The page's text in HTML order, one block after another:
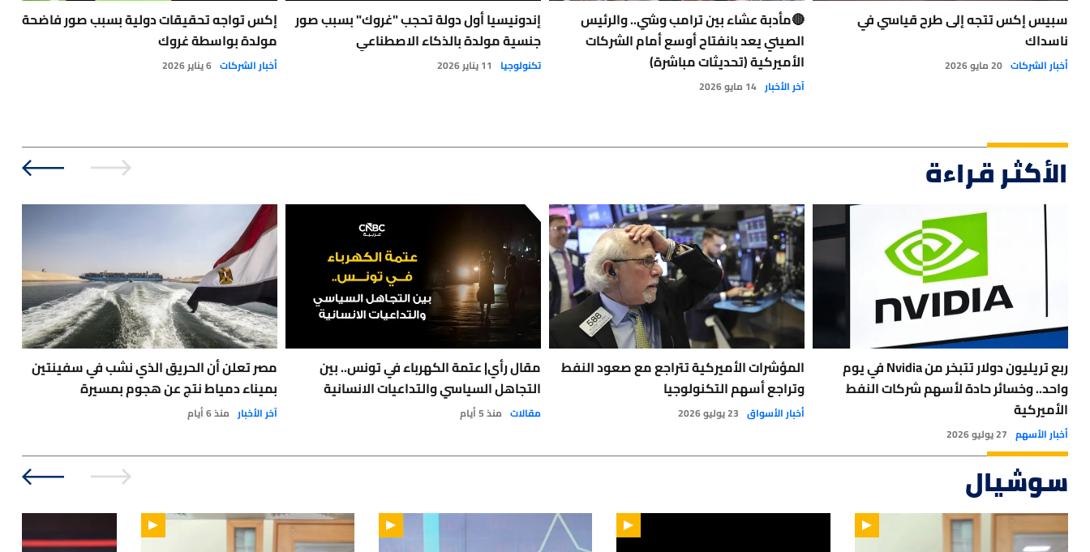
سبيس إكس تتجه إلى طرح قياسي في
ناسداك
أخبار الشركات 20 مايو 2026
🔴مأدبة عشاء بين ترامب وشي.. والرئيس
الصيني يعد بانفتاح أوسع أمام الشركات
الأميركية (تحديثات مباشرة)
آخر الأخبار 14 مايو 2026
إندونيسيا أول دولة تحجب "غروك" بسبب صور
جنسية مولدة بالذكاء الاصطناعي
تكنولوجيا 11 يناير 2026
إكس تواجه تحقيقات دولية بسبب صور فاضحة
مولدة بواسطة غروك
أخبار الشركات 6 يناير 2026
الأكثر قراءة
ربع تريليون دولار تتبخر من Nvidia في يوم
واحد.. وخسائر حادة لأسهم شركات النفط
الأميركية
أخبار الأسهم 27 يوليو 2026
المؤشرات الأميركية تتراجع مع صعود النفط
وتراجع أسهم التكنولوجيا
أخبار الأسواق 23 يوليو 2026
مقال رأي| عتمة الكهرباء في تونس.. بين
التجاهل السياسي والتداعيات الانسانية
مقالات منذ 5 أيام
مصر تعلن أن الحريق الذي نشب في سفينتين
بميناء دمياط نتج عن هجوم بمسيرة
آخر الأخبار منذ 6 أيام
سوشيال